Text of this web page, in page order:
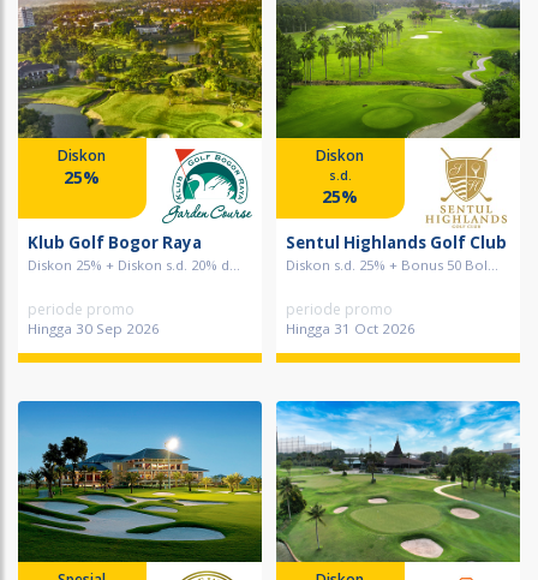
Diskon
25%
Klub Golf Bogor Raya
Diskon 25% + Diskon s.d. 20% d...
periode promo
Hingga 30 Sep 2026
Diskon
s.d.
25%
Sentul Highlands Golf Club
Diskon s.d. 25% + Bonus 50 Bol...
periode promo
Hingga 31 Oct 2026